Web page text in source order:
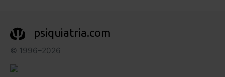
psiquiatria.com
© 1996–2026